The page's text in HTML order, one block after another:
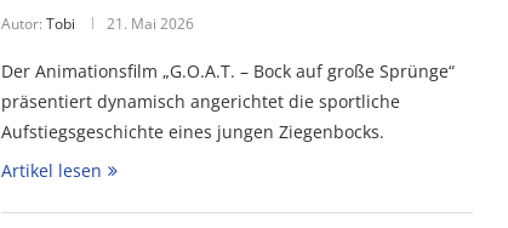
Autor: Tobi 21. Mai 2026
Der Animationsfilm „G.O.A.T. – Bock auf große Sprünge“
präsentiert dynamisch angerichtet die sportliche
Aufstiegsgeschichte eines jungen Ziegenbocks.
Artikel lesen